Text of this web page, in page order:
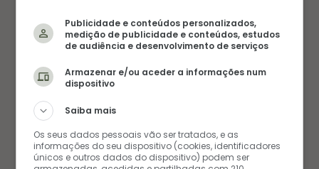
coloque a água, o leite e o fermento.
Misture até virar uma massa homogênea.
Formate a massa em um quadrado e faça uma
cruz superficial no meio dela. Cubra a massa e
deixe-a descansando em temperatura ambiente
por 1 hora.
Publicidade e conteúdos personalizados,
medição de publicidade e conteúdos, estudos
de audiência e desenvolvimento de serviços
Armazenar e/ou aceder a informações num
dispositivo
Saiba mais
Os seus dados pessoais vão ser tratados, e as
informações do seu dispositivo (cookies, identificadores
únicos e outros dados do dispositivo) podem ser